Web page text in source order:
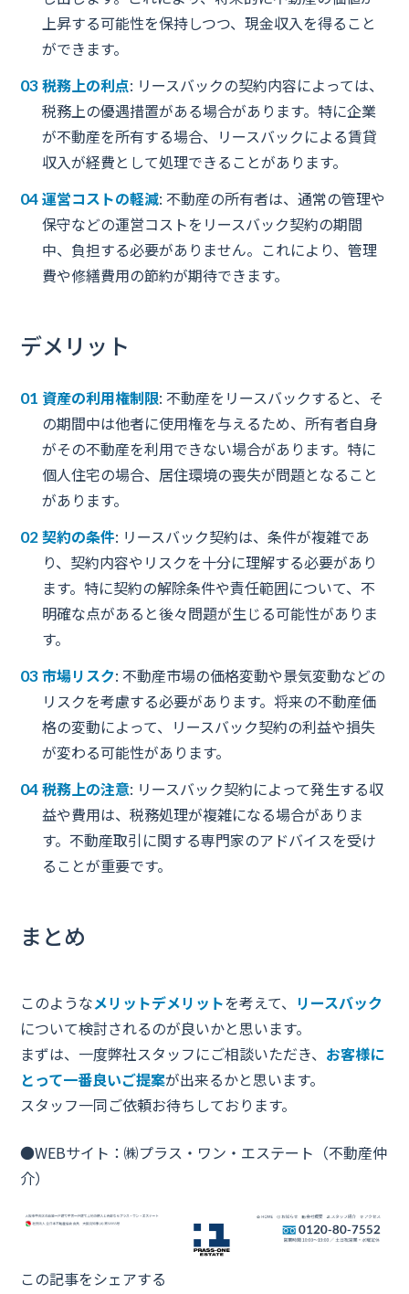
上昇する可能性を保持しつつ、現金収入を得ること
ができます。
税務上の利点: リースバックの契約内容によっては、
税務上の優遇措置がある場合があります。特に企業
が不動産を所有する場合、リースバックによる賃貸
収入が経費として処理できることがあります。
運営コストの軽減: 不動産の所有者は、通常の管理や
保守などの運営コストをリースバック契約の期間
中、負担する必要がありません。これにより、管理
費や修繕費用の節約が期待できます。
デメリット
資産の利用権制限: 不動産をリースバックすると、そ
の期間中は他者に使用権を与えるため、所有者自身
がその不動産を利用できない場合があります。特に
個人住宅の場合、居住環境の喪失が問題となること
があります。
契約の条件: リースバック契約は、条件が複雑であ
り、契約内容やリスクを十分に理解する必要があり
ます。特に契約の解除条件や責任範囲について、不
明確な点があると後々問題が生じる可能性がありま
す。
市場リスク: 不動産市場の価格変動や景気変動などの
リスクを考慮する必要があります。将来の不動産価
格の変動によって、リースバック契約の利益や損失
が変わる可能性があります。
税務上の注意: リースバック契約によって発生する収
益や費用は、税務処理が複雑になる場合がありま
す。不動産取引に関する専門家のアドバイスを受け
ることが重要です。
まとめ
このようなメリットデメリットを考えて、 リースバック
について検討されるのが良いかと思います。
まずは、一度弊社スタッフにご相談いただき、 お客様に
とって一番良いご提案が出来るかと思います。
スタッフ一同ご依頼お待ちしております。
●WEBサイト：㈱プラス・ワン・エステート （不動産仲
介）
この記事をシェアする